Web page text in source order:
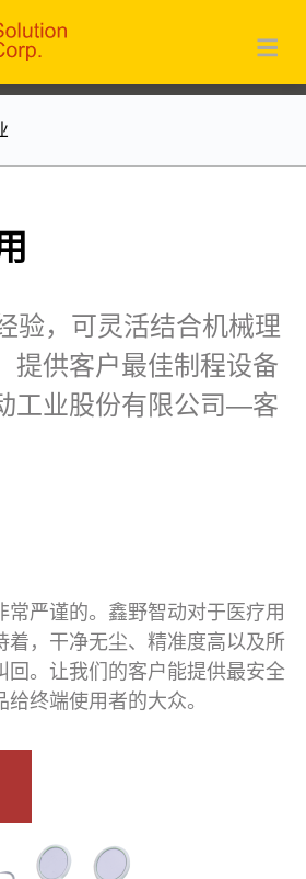
验，可灵活结合机械理
提供客户最佳制程设备
工业股份有限公司—客
常严谨的。鑫野智动对于医疗用
着，干净无尘、精准度高以及所
回。让我们的客户能提供最安全
终端使用者的大众。